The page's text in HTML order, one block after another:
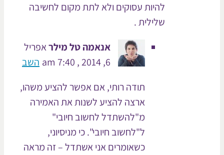
להיות עסוקים ולא לתת מקום לחשיבה
שלילית .
אנאמה טל מילראפריל
6, 2014 , 7:40 am
השב
תודה רותי, אם אפשר להציע משהו,
ארצה להציע לשנות את האמירה
מ"להשתדל לחשוב חיובי"
ל"לחשוב חיובי". כי מניסיוני,
כשאומרים אני אשתדל – זה מראה